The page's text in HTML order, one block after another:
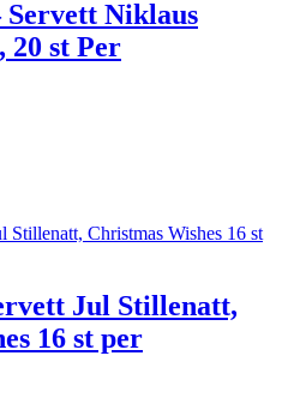
Niklaus
20 st Per
Jul Stillenatt,
16 st per